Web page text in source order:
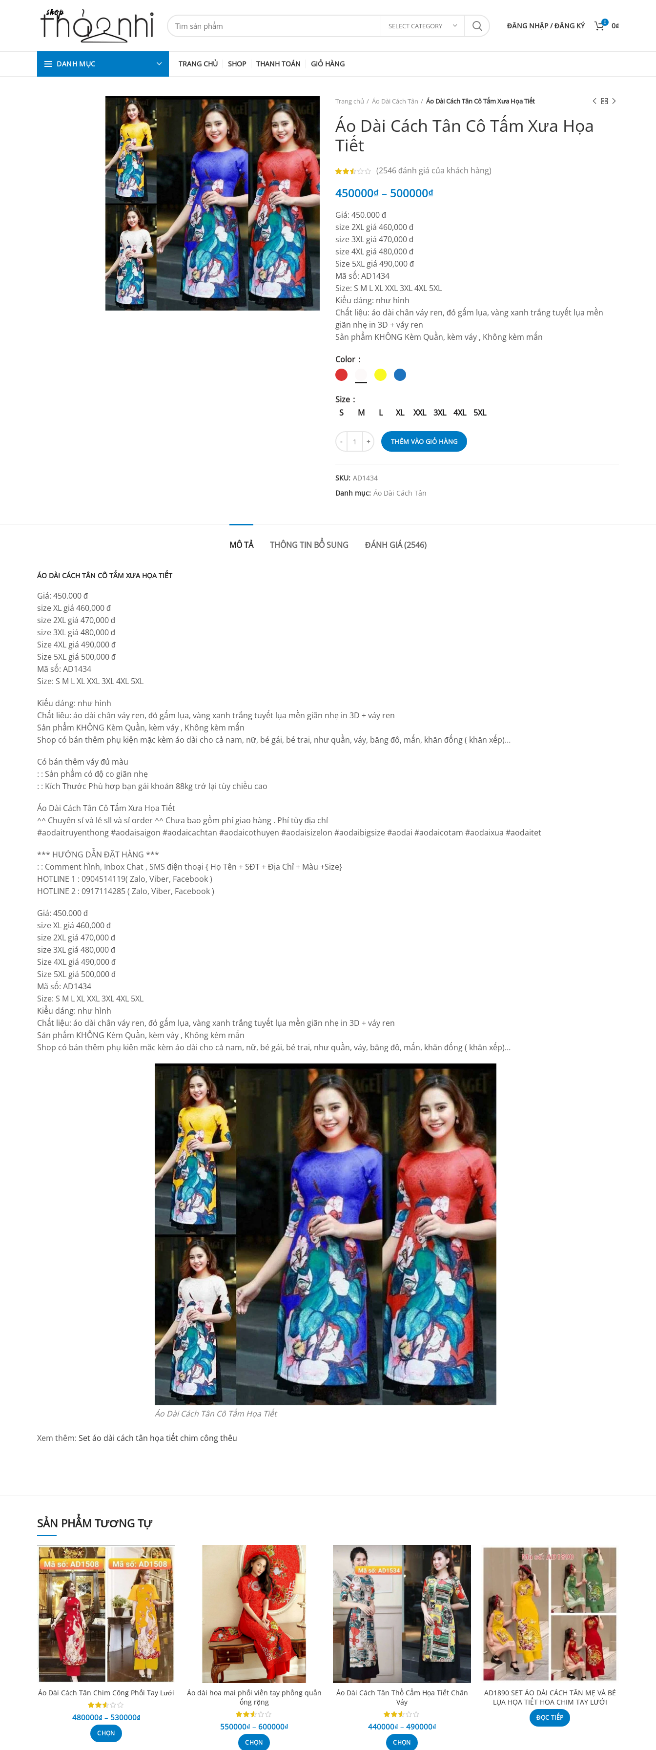
SELECT CATEGORY ĐĂNG NHẬP / ĐĂNG KÝ 0 0₫
DANH MỤC TRANG CHỦ SHOP THANH TOÁN GIỎ HÀNG
Trang chủ Áo Dài Cách Tân Áo Dài Cách Tân Cô Tấm Xưa Họa Tiết
Áo Dài Cách Tân Cô Tấm Xưa Họa
Tiết
(2546đánh giá của khách hàng)
450000₫ – 500000₫
Giá: 450.000 đ
size 2XL giá 460,000 đ
size 3XL giá 470,000 đ
size 4XL giá 480,000 đ
Size 5XL giá 490,000 đ
Mã số: AD1434
Size: S M L XL XXL 3XL 4XL 5XL
Kiểu dáng: như hình
Chất liệu: áo dài chân váy ren, đỏ gấm lụa, vàng xanh trắng tuyết lụa mền
giãn nhẹ in 3D + váy ren
Sản phẩm KHÔNG Kèm Quần, kèm váy , Không kèm mấn
Color
Size
S
M L XL XXL 3XL 4XL 5XL
THÊM VÀO GIỎ HÀNG
SKU: AD1434
Danh mục: Áo Dài Cách Tân
MÔ TẢ THÔNG TIN BỔ SUNG ĐÁNH GIÁ (2546)
ÁO DÀI CÁCH TÂN CÔ TẤM XƯA HỌA TIẾT
Giá: 450.000 đ
size XL giá 460,000 đ
size 2XL giá 470,000 đ
size 3XL giá 480,000 đ
Size 4XL giá 490,000 đ
Size 5XL giá 500,000 đ
Mã số: AD1434
Size: S M L XL XXL 3XL 4XL 5XL
Kiểu dáng: như hình
Chất liệu: áo dài chân váy ren, đỏ gấm lụa, vàng xanh trắng tuyết lụa mền giãn nhẹ in 3D + váy ren
Sản phẩm KHÔNG Kèm Quần, kèm váy , Không kèm mấn
Shop có bán thêm phụ kiện mặc kèm áo dài cho cả nam, nữ, bé gái, bé trai, như quần, váy, băng đô, mấn, khăn đống ( khăn xếp)…
Có bán thêm váy đủ màu
: : Sản phẩm có độ co giãn nhẹ
: : Kích Thước Phù hợp bạn gái khoản 88kg trở lại tùy chiều cao
Áo Dài Cách Tân Cô Tấm Xưa Họa Tiết
^^ Chuyên sỉ và lẻ sll và sỉ order ^^ Chưa bao gồm phí giao hàng . Phí tùy địa chỉ
#aodaitruyenthong #aodaisaigon #aodaicachtan #aodaicothuyen #aodaisizelon #aodaibigsize #aodai #aodaicotam #aodaixua #aodaitet
*** HƯỚNG DẪN ĐẶT HÀNG ***
: : Comment hình, Inbox Chat , SMS điện thoại { Họ Tên + SĐT + Địa Chỉ + Màu +Size}
HOTLINE 1 : 0904514119( Zalo, Viber, Facebook )
HOTLINE 2 : 0917114285 ( Zalo, Viber, Facebook )
Giá: 450.000 đ
size XL giá 460,000 đ
size 2XL giá 470,000 đ
size 3XL giá 480,000 đ
Size 4XL giá 490,000 đ
Size 5XL giá 500,000 đ
Mã số: AD1434
Size: S M L XL XXL 3XL 4XL 5XL
Kiểu dáng: như hình
Chất liệu: áo dài chân váy ren, đỏ gấm lụa, vàng xanh trắng tuyết lụa mền giãn nhẹ in 3D + váy ren
Sản phẩm KHÔNG Kèm Quần, kèm váy , Không kèm mấn
Shop có bán thêm phụ kiện mặc kèm áo dài cho cả nam, nữ, bé gái, bé trai, như quần, váy, băng đô, mấn, khăn đống ( khăn xếp)…
Áo Dài Cách Tân Cô Tấm Họa Tiết
Xem thêm: Set áo dài cách tân họa tiết chim công thêu
SẢN PHẨM TƯƠNG TỰ
Áo Dài Cách Tân Chim Công Phối Tay Lưới
480000₫ – 530000₫
CHỌN
Áo dài hoa mai phối viền tay phồng quần
ống rộng
550000₫ – 600000₫
CHỌN
Áo Dài Cách Tân Thổ Cẩm Họa Tiết Chân
Váy
440000₫ – 490000₫
CHỌN
AD1890 SET ÁO DÀI CÁCH TÂN MẸ VÀ BÉ
LỤA HỌA TIẾT HOA CHIM TAY LƯỚI
ĐỌC TIẾP